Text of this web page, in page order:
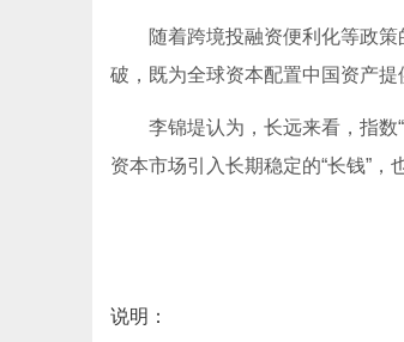
随着跨境投融资便利化等政
破，既为全球资本配置中国资产
李锦堤认为，长远来看，指数
资本市场引入长期稳定的“长钱”，
说明：